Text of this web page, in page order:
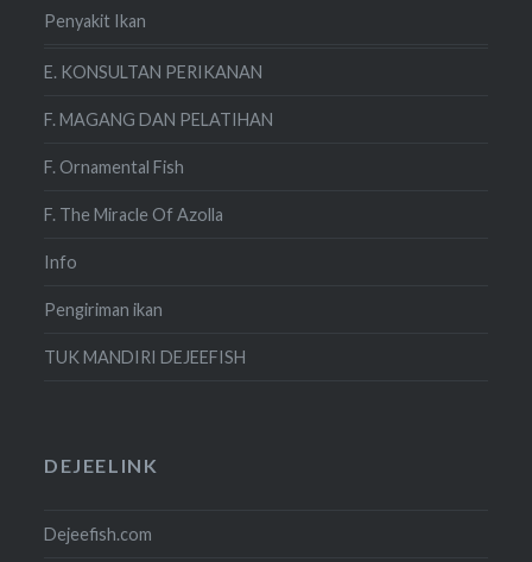
Penyakit Ikan
E. KONSULTAN PERIKANAN
F. MAGANG DAN PELATIHAN
F. Ornamental Fish
F. The Miracle Of Azolla
Info
Pengiriman ikan
TUK MANDIRI DEJEEFISH
DEJEELINK
Dejeefish.com